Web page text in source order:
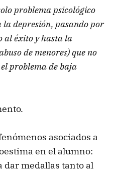
problema psicológico
la depresión, pasando por
al éxito y hasta la
de menores) que no
problema de baja
asociados a
en el alumno:
dar medallas tanto al